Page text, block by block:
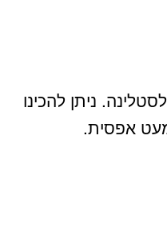
ניתן להכינו
אפסית.